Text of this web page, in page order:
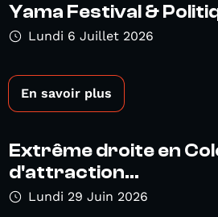
Yama Festival &
Lundi 6 Juillet 2026
En savoir plus
Extrême droite en
d'attraction...
Lundi 29 Juin 2026